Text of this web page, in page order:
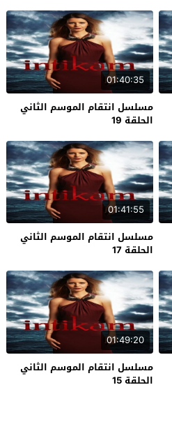
01:40:35
مسلسل انتقام الموسم الثاني
الحلقة 19
01:41:55
مسلسل انتقام الموسم الثاني
الحلقة 17
01:49:20
مسلسل انتقام الموسم الثاني
الحلقة 15